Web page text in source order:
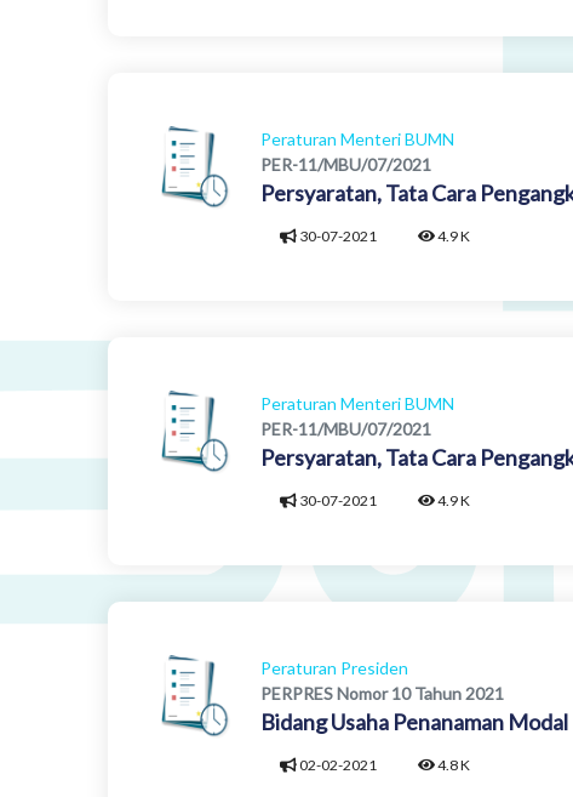
Peraturan Menteri BUMN
PER-11/MBU/07/2021
Persyaratan, Tata Cara
30-07-2021 4.9 K
Peraturan Menteri BUMN
PER-11/MBU/07/2021
Persyaratan, Tata Cara
30-07-2021 4.9 K
Peraturan Presiden
PERPRES Nomor 10 Tahun 2021
Bidang Usaha Penanaman Modal
02-02-2021 4.8 K